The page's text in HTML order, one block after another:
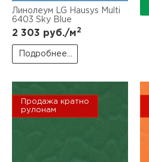
Линолеум LG Hausys Multi
6403 Sky Blue
2 303 руб./м2
Подробнее...
Продажа кратно
рулонам